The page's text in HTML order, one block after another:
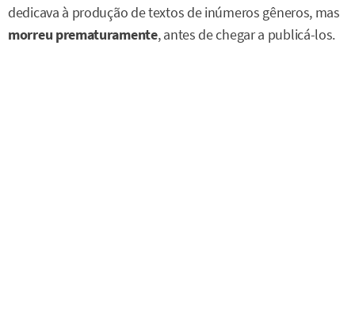
dedicava à produção de textos de inúmeros gêneros, mas
morreu prematuramente, antes de chegar a publicá-los.